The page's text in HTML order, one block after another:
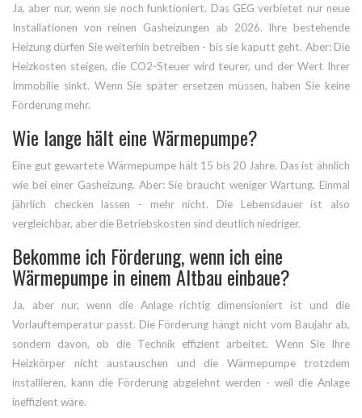
Ja, aber nur, wenn sie noch funktioniert. Das GEG verbietet nur neue
Installationen von reinen Gasheizungen ab 2026. Ihre bestehende
Heizung dürfen Sie weiterhin betreiben - bis sie kaputt geht. Aber: Die
Heizkosten steigen, die CO2-Steuer wird teurer, und der Wert Ihrer
Immobilie sinkt. Wenn Sie später ersetzen müssen, haben Sie keine
Förderung mehr.
Wie lange hält eine Wärmepumpe?
Eine gut gewartete Wärmepumpe hält 15 bis 20 Jahre. Das ist ähnlich
wie bei einer Gasheizung. Aber: Sie braucht weniger Wartung. Einmal
jährlich checken lassen - mehr nicht. Die Lebensdauer ist also
vergleichbar, aber die Betriebskosten sind deutlich niedriger.
Bekomme ich Förderung, wenn ich eine
Wärmepumpe in einem Altbau einbaue?
Ja, aber nur, wenn die Anlage richtig dimensioniert ist und die
Vorlauftemperatur passt. Die Förderung hängt nicht vom Baujahr ab,
sondern davon, ob die Technik effizient arbeitet. Wenn Sie Ihre
Heizkörper nicht austauschen und die Wärmepumpe trotzdem
installieren, kann die Förderung abgelehnt werden - weil die Anlage
ineffizient wäre.